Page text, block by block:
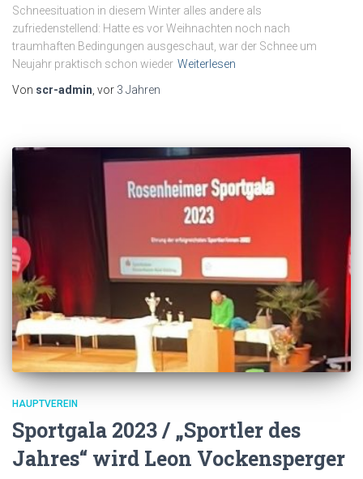
Schneesituation in diesem Winter alles andere als
zufriedenstellend: Hatte es vor Weihnachten noch nach
traumhaften Bedingungen ausgeschaut, war der Schnee um
Neujahr praktisch schon wieder Weiterlesen
Von scr-admin , vor 3 Jahren
HAUPTVEREIN
Sportgala 2023 / „Sportler des
Jahres“ wird Leon Vockensperger